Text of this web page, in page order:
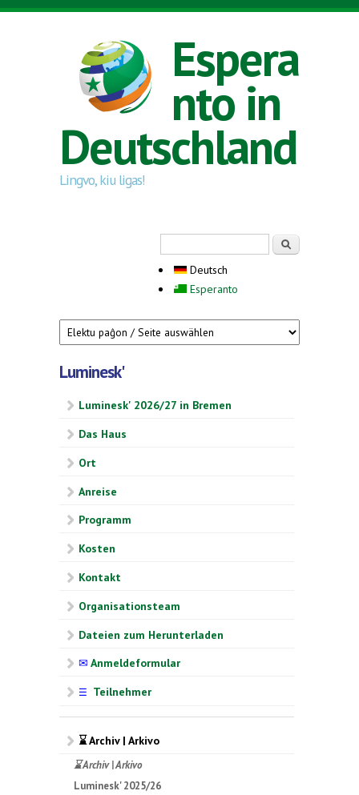
Direkt zum Inhalt
Espera
nto in
Deutschland
Lingvo, kiu ligas!
Deutsch
Esperanto
Luminesk'
Luminesk' 2026/27 in Bremen
Das Haus
Ort
Anreise
Programm
Kosten
Kontakt
Organisationsteam
Dateien zum Herunterladen
✉ Anmeldeformular
☰ Teilnehmer
⌛ Archiv | Arkivo
⌛ Archiv | Arkivo
Luminesk' 2025/26